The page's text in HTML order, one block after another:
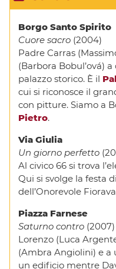
Borgo Santo Spirito
Cuore sacro(2004)
Padre Carras
(Barbora Bobul’ová)
palazzo storico. È il
cui si riconosce il
con pitture. Siamo a
Pietro.
Via Giulia
Un giorno perfetto
Al civico 66 si trova
Qui si svolge la festa
dell’Onorevole
Piazza Farnese
Saturno contro(2007)
Lorenzo (Luca
(Ambra Angiolini) e a
un edificio mentre